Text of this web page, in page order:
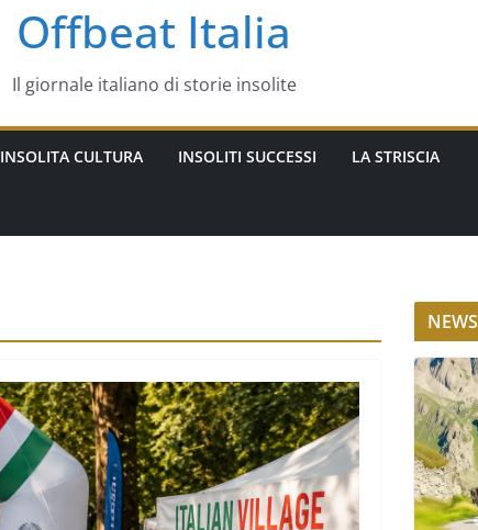
Offbeat Italia
Il giornale italiano di storie insolite
INSOLITA CULTURA INSOLITI SUCCESSI LA STRISCIA
NEWS